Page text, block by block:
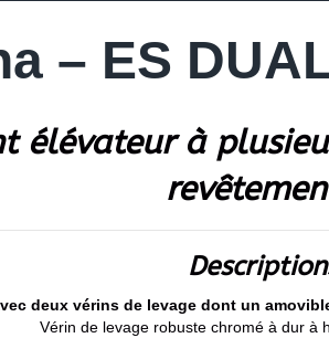
– ES
élévateur à
deux vérins de levage dont un
Vérin de levage robuste chromé à dur à